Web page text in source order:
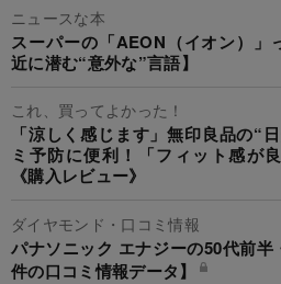
ニュースな本
スーパーの「AEON（イオン）」
近に潜む“意外な”言語】
これ、買ってよかった！
「涼しく感じます」無印良品の“
ミ予防に便利！「フィット感が
《購入レビュー》
ダイヤモンド・口コミ情報
パナソニック エナジーの50代前
件の口コミ情報データ】